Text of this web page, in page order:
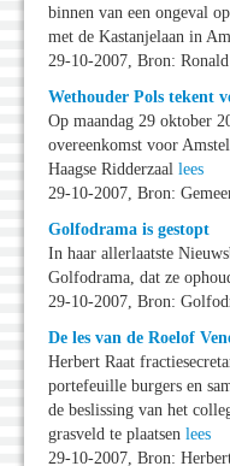
binnen van een ongeval
met de Kastanjelaan in
29-10-2007, Bron:
Wethouder Pols tekent
Op maandag 29 oktober
overeenkomst voor
Haagse Ridderzaal lees
29-10-2007, Bron:
Golfodrama is gestopt
In haar allerlaatste
Golfodrama, dat ze
29-10-2007, Bron:
De les van de Roelof
Herbert Raat
portefeuille burgers en
de beslissing van het
grasveld te plaatsen lees
29-10-2007, Bron: